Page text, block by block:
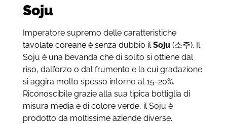
Soju
Imperatore supremo delle caratteristiche
tavolate coreane è senza dubbio ilSoju(소주). Il
Soju è una bevanda che di solito si ottiene dal
riso, dall’orzo o dal frumento e la cui gradazione
si aggira molto spesso intorno al 15-20%.
Riconoscibile grazie alla sua tipica bottiglia di
misura media e di colore verde, il Soju è
prodotto da moltissime aziende diverse.